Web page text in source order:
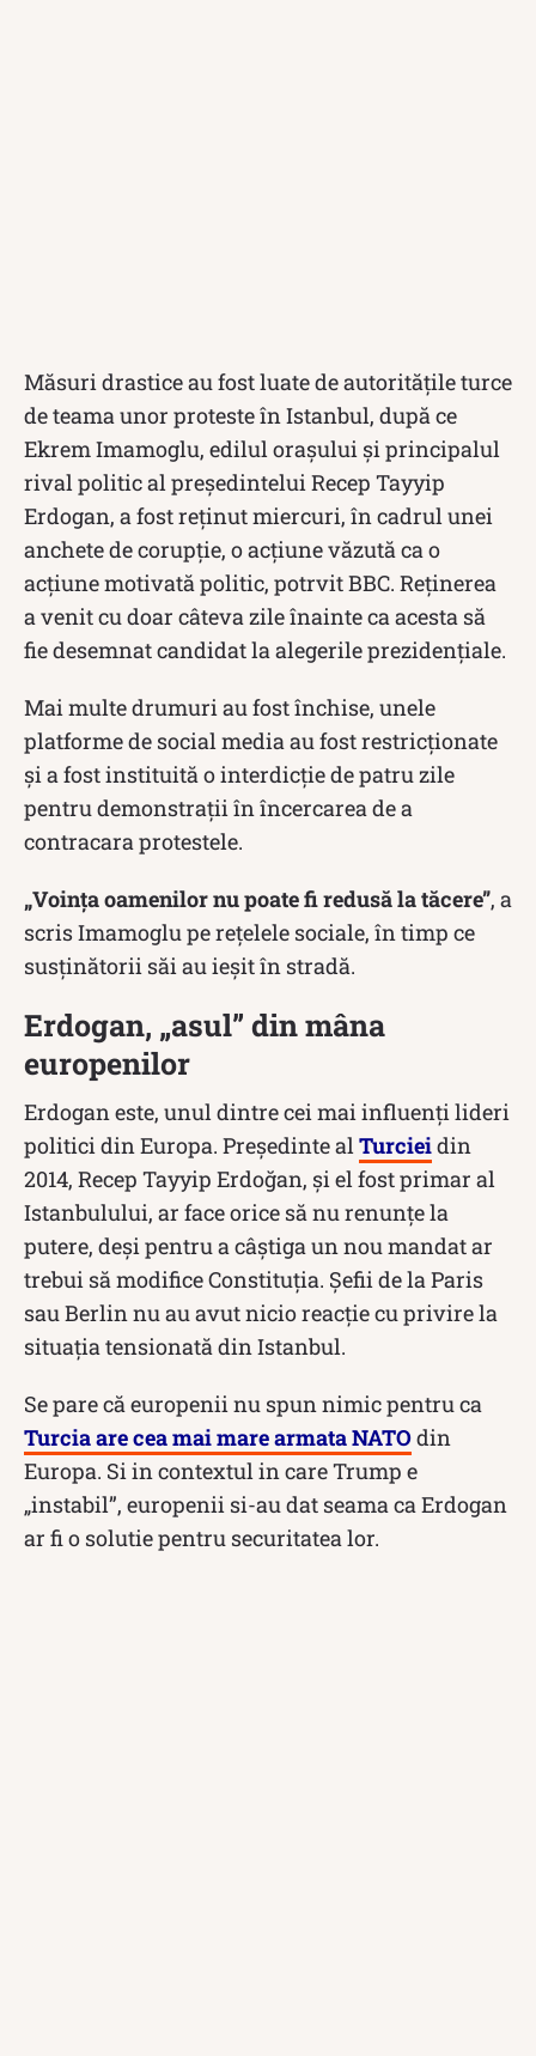
Măsuri drastice au fost luate de autoritățile turce
de teama unor proteste în Istanbul, după ce
Ekrem Imamoglu, edilul orașului și principalul
rival politic al preşedintelui Recep Tayyip
Erdogan, a fost reținut miercuri, în cadrul unei
anchete de corupţie, o acțiune văzută ca o
acțiune motivată politic, potrvit BBC. Reținerea
a venit cu doar câteva zile înainte ca acesta să
fie desemnat candidat la alegerile prezidențiale.
Mai multe drumuri au fost închise, unele
platforme de social media au fost restricționate
și a fost instituită o interdicție de patru zile
pentru demonstrații în încercarea de a
contracara protestele.
„Voința oamenilor nu poate fi redusă la tăcere”, a
scris Imamoglu pe rețelele sociale, în timp ce
susținătorii săi au ieșit în stradă.
Erdogan, „asul” din mâna
europenilor
Erdogan este, unul dintre cei mai influenți lideri
politici din Europa. Președinte al Turcieidin
2014, Recep Tayyip Erdoğan, și el fost primar al
Istanbulului, ar face orice să nu renunțe la
putere, deși pentru a câștiga un nou mandat ar
trebui să modifice Constituția. Șefii de la Paris
sau Berlin nu au avut nicio reacție cu privire la
situația tensionată din Istanbul.
Se pare că europenii nu spun nimic pentru ca
Turcia are cea mai mare armata NATOdin
Europa. Si in contextul in care Trump e
„instabil”, europenii si-au dat seama ca Erdogan
ar fi o solutie pentru securitatea lor.